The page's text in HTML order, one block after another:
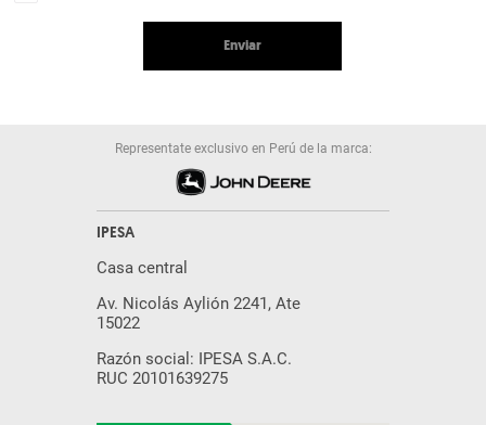
Enviar
Representate exclusivo en Perú de la marca:
IPESA
Casa central
Av. Nicolás Aylión 2241, Ate
15022
Razón social: IPESA S.A.C.
RUC 20101639275